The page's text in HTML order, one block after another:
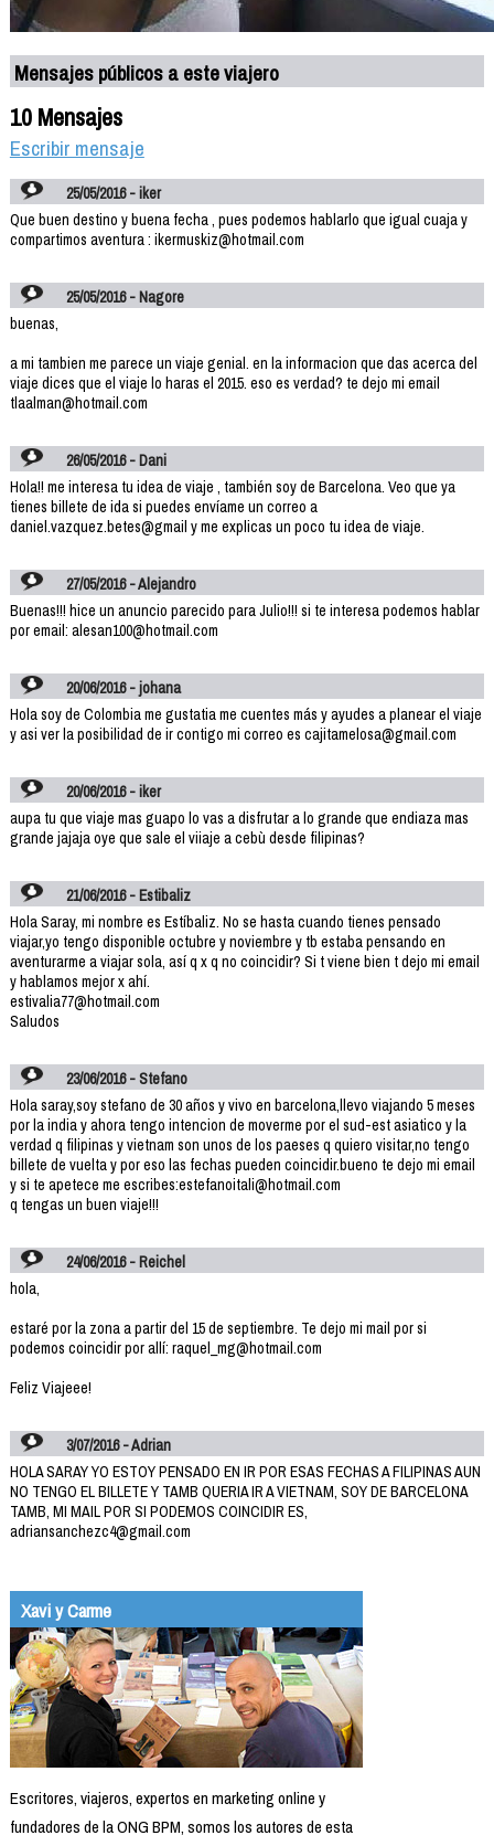
Mensajes públicos a este viajero
10 Mensajes
Escribir mensaje
25/05/2016 - iker
Que buen destino y buena fecha , pues podemos hablarlo que igual cuaja y
compartimos aventura : ikermuskiz@hotmail.com
25/05/2016 - Nagore
buenas,
a mi tambien me parece un viaje genial. en la informacion que das acerca del
viaje dices que el viaje lo haras el 2015. eso es verdad? te dejo mi email
tlaalman@hotmail.com
26/05/2016 - Dani
Hola!! me interesa tu idea de viaje , también soy de Barcelona. Veo que ya
tienes billete de ida si puedes envíame un correo a
daniel.vazquez.betes@gmail y me explicas un poco tu idea de viaje.
27/05/2016 - Alejandro
Buenas!!! hice un anuncio parecido para Julio!!! si te interesa podemos hablar
por email: alesan100@hotmail.com
20/06/2016 - johana
Hola soy de Colombia me gustatia me cuentes más y ayudes a planear el viaje
y asi ver la posibilidad de ir contigo mi correo es cajitamelosa@gmail.com
20/06/2016 - iker
aupa tu que viaje mas guapo lo vas a disfrutar a lo grande que endiaza mas
grande jajaja oye que sale el viiaje a cebù desde filipinas?
21/06/2016 - Estibaliz
Hola Saray, mi nombre es Estíbaliz. No se hasta cuando tienes pensado
viajar,yo tengo disponible octubre y noviembre y tb estaba pensando en
aventurarme a viajar sola, así q x q no coincidir? Si t viene bien t dejo mi email
y hablamos mejor x ahí.
estivalia77@hotmail.com
Saludos
23/06/2016 - Stefano
Hola saray,soy stefano de 30 años y vivo en barcelona,llevo viajando 5 meses
por la india y ahora tengo intencion de moverme por el sud-est asiatico y la
verdad q filipinas y vietnam son unos de los paeses q quiero visitar,no tengo
billete de vuelta y por eso las fechas pueden coincidir.bueno te dejo mi email
y si te apetece me escribes:estefanoitali@hotmail.com
q tengas un buen viaje!!!
24/06/2016 - Reichel
hola,
estaré por la zona a partir del 15 de septiembre. Te dejo mi mail por si
podemos coincidir por allí: raquel_mg@hotmail.com
Feliz Viajeee!
3/07/2016 - Adrian
HOLA SARAY YO ESTOY PENSADO EN IR POR ESAS FECHAS A FILIPINAS AUN
NO TENGO EL BILLETE Y TAMB QUERIA IR A VIETNAM, SOY DE BARCELONA
TAMB, MI MAIL POR SI PODEMOS COINCIDIR ES,
adriansanchezc4@gmail.com
Xavi y Carme
Escritores, viajeros, expertos en marketing online y
fundadores de la ONG BPM, somos los autores de esta